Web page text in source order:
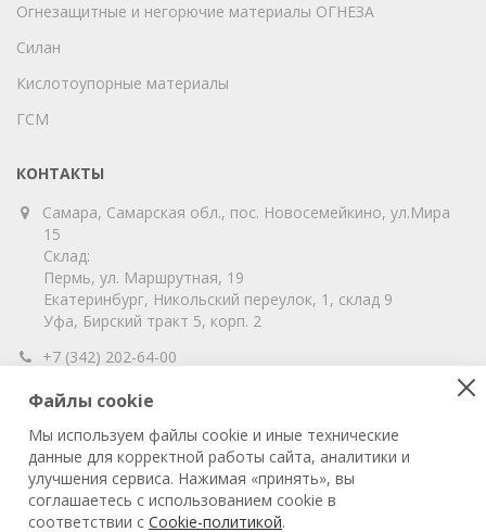
Огнезащитные и негорючие материалы ОГНЕЗА
Силан
Кислотоупорные материалы
ГСМ
КОНТАКТЫ
Самара, Самарская обл., пос. Новосемейкино, ул.Мира
15
Склад:
Пермь, ул. Маршрутная, 19
Екатеринбург, Никольский переулок, 1, склад 9
Уфа, Бирский тракт 5, корп. 2
+7 (342) 202-64-00
info@vitahim-perm.ru
ООО «ВитаХим Пермь»
ОГРН: 1115905003059
ИНН/КПП: 5905285619/590501001
Файлы cookie
Мы используем файлы cookie и иные технические
данные для корректной работы сайта, аналитики и
улучшения сервиса. Нажимая «принять», вы
соглашаетесь с использованием cookie в
соответствии с Cookie-политикой.